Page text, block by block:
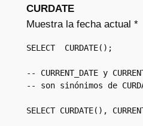
CURDATE
Muestra la fecha actual *
SELECT  CURDATE();
-- CURRENT_DATE y
-- son sinónimos de
SELECT CURDATE(),